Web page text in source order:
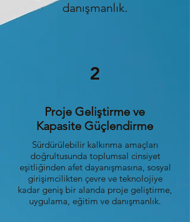
danışmanlık.
2
Proje Geliştirme ve
Kapasite Güçlendirme
Sürdürülebilir kalkınma amaçları
doğrultusunda toplumsal cinsiyet
eşitliğinden afet dayanışmasına, sosyal
girişimcilikten çevre ve teknolojiye
kadar geniş bir alanda proje geliştirme,
uygulama, eğitim ve danışmanlık.